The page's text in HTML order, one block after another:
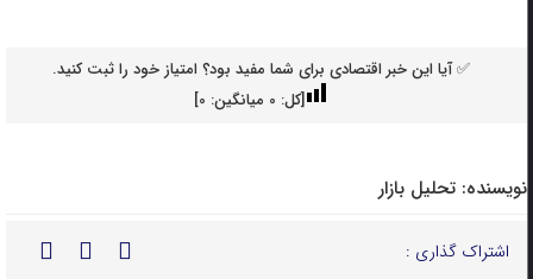
✅ آیا این خبر اقتصادی برای شما مفید بود؟ امتیاز خود را ثبت کنید.
[کل: 0میانگین: 0
]
نویسنده: تحلیل بازار
اشتراک گذاری :